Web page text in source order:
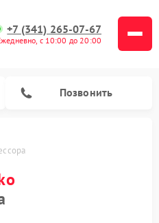
+7 (341) 265-07-67
с 10:00 до 20:00
Позвонить